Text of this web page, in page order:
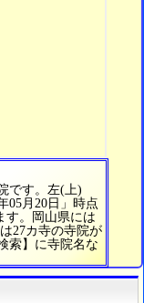
です。左(上)
05月20日」時点
す。岡山県には
27カ寺の寺院が
索】に寺院名な